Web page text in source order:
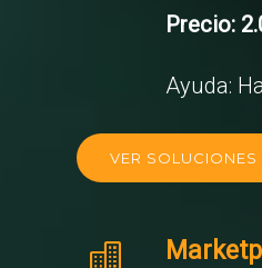
Precio:
Ayuda:
VER SOLUCIONES